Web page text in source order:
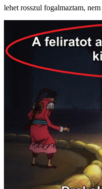
lehet rosszul fogalmaztam,